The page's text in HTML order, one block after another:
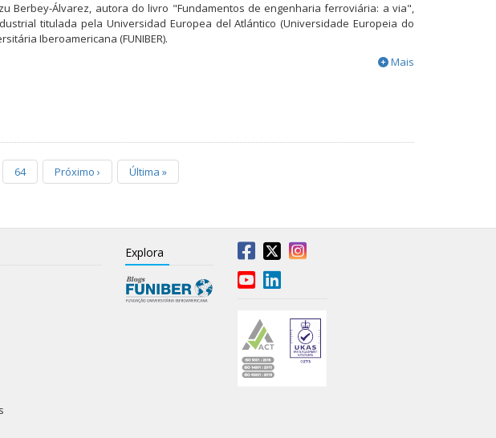
Berbey-Álvarez, autora do livro "Fundamentos de engenharia ferroviária: a via",
titulada pela Universidad Europea del Atlántico (Universidade Europeia do
Iberoamericana (FUNIBER).
Mais
64 Próximo › Última »
Explora